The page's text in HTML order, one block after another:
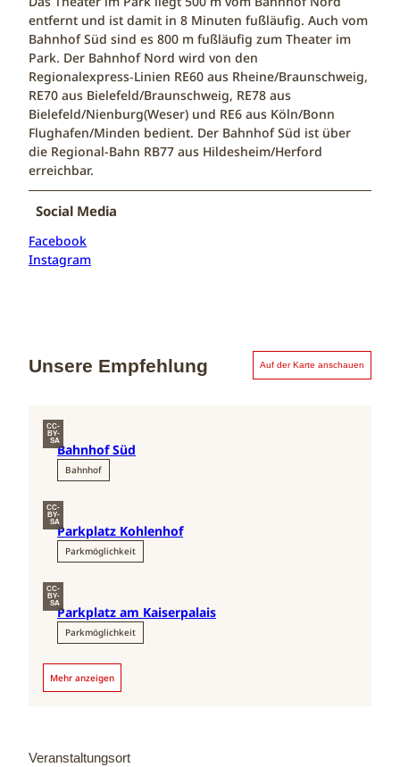
entfernt und ist damit in 8 Minuten fußläufig. Auch vom
Bahnhof Süd sind es 800 m fußläufig zum Theater im
Park. Der Bahnhof Nord wird von den
Regionalexpress‑Linien RE60 aus Rheine/Braunschweig,
RE70 aus Bielefeld/Braunschweig, RE78 aus
Bielefeld/Nienburg(Weser) und RE6 aus Köln/Bonn
Flughafen/Minden bedient. Der Bahnhof Süd ist über
die Regional-Bahn RB77 aus Hildesheim/Herford
erreichbar.
Social Media
Facebook
Instagram
Unsere Empfehlung Auf der Karte anschauen
CC-
BY-
SABahnhof Süd
Bahnhof
CC-
BY-
SAParkplatz Kohlenhof
Parkmöglichkeit
CC-
BY-
SAParkplatz am Kaiserpalais
Parkmöglichkeit
Mehr anzeigen
Veranstaltungsort